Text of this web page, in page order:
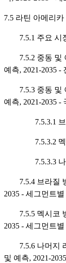
7.5 라틴 아메리카
7.5.1 주요 시
7.5.2 중동 및
예측, 2021-2035 -
7.5.3 중동 및
예측, 2021-2035 -
7.5.3.1 브
7.5.3.2 멕
7.5.3.3 나머
7.5.4 브라질 방
2035 - 세그먼트별
7.5.5 멕시코 방
2035 - 세그먼트별
7.5.6 나머지 라
및 예측, 2021-